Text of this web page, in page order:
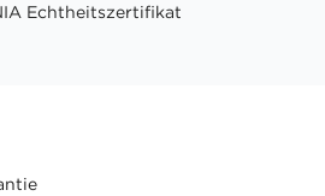
Echtheitszertifikat